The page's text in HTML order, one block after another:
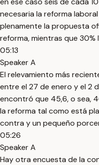
necesaria la reforma
plenamente la propuesta
reforma, mientras que 30%
05:13
Speaker A
El relevamiento más
entre el 27 de enero y el 2
encontró que 45,6, o sea,
la reforma tal como está
contra y un pequeño
05:26
Speaker A
Hay otra encuesta de la